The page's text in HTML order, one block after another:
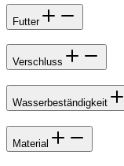
Futter
Verschluss
Wasserbeständigkeit
Material